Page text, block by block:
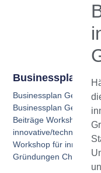
Businessplan
Businessplan
Businessplan
Beiträge Workshop für
innovative/
Workshop für
Gründungen Christina